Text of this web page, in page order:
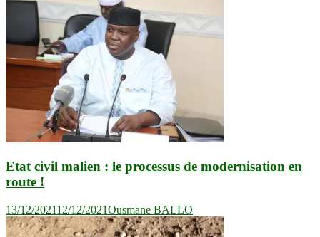
Etat civil malien : le processus de modernisation en
route !
13/12/202112/12/2021Ousmane BALLO